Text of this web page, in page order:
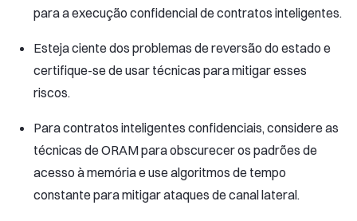
para a execução confidencial de contratos inteligentes.
Esteja ciente dos problemas de reversão do estado e
certifique-se de usar técnicas para mitigar esses
riscos.
Para contratos inteligentes conﬁdenciais, considere as
técnicas de ORAM para obscurecer os padrões de
acesso à memória e use algoritmos de tempo
constante para mitigar ataques de canal lateral.